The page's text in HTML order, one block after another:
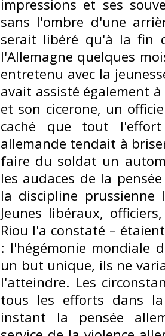
impressions et ses
sans l'ombre d'une
serait libéré qu'à la fin
l'Allemagne quelques
entretenu avec la
avait assisté également
et son cicerone, un
caché que tout
allemande tendait à
faire du soldat un
les audaces de la
la discipline
Jeunes libéraux,
Riou l'a constaté –
: l'hégémonie mondiale
un but unique, ils ne
l'atteindre. Les
tous les efforts dans
instant la pensée